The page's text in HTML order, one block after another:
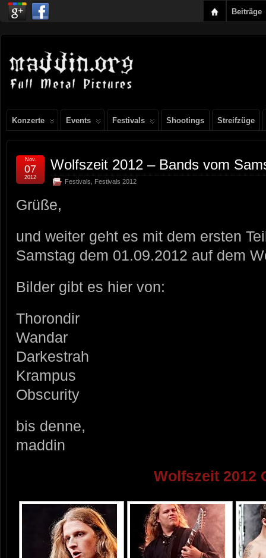
Beiträge
Konzerte Events Festivals Shootings Streifzüge
Wolfszeit 2012 – Bands vom
Festivals Festivals 2012
Nov.
07
2012
Grüße,
und weiter geht es mit dem ersten
Samstag dem 01.09.2012 auf dem
Bilder gibt es hier von:
Thorondir
Wandar
Darkestrah
Krampus
Obscurity
bis denne,
maddin
Wolfszeit 2012